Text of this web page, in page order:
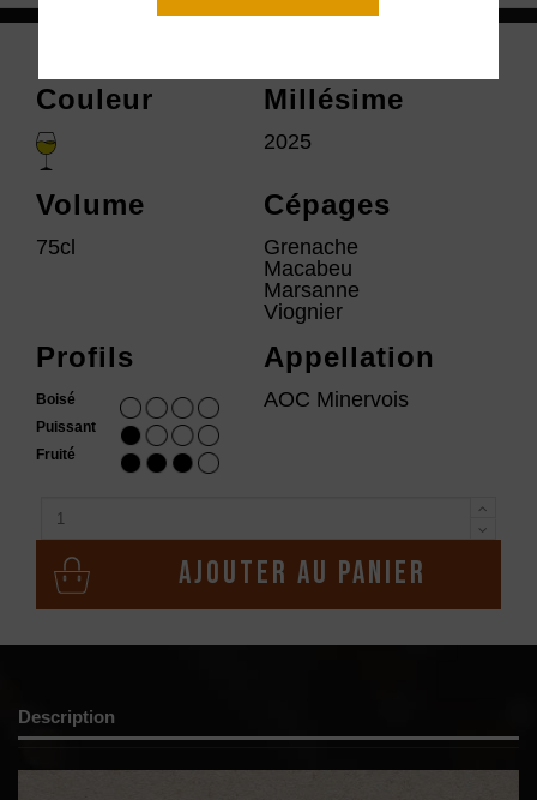
Couleur Millésime
2025
Volume
75cl
Cépages
Grenache
Macabeu
Marsanne
Viognier
Profils
Boisé
Puissant
Fruité
Appellation
AOC Minervois
Ajouter au panier
Description